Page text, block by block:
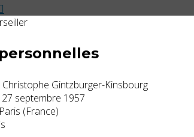
Christophe Gintzburger-Kinsbourg
27 septembre 1957
Paris (France)